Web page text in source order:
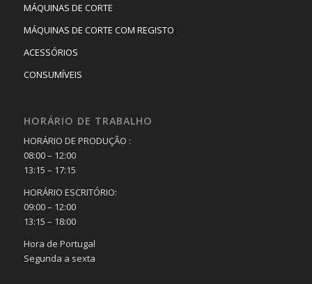
MÁQUINAS DE CORTE
MÁQUINAS DE CORTE COM REGISTO
ACESSÓRIOS
CONSUMÍVEIS
HORÁRIO DE TRABALHO
HORÁRIO DE PRODUÇÃO :
08:00 – 12:00
13:15 – 17:15
HORÁRIO ESCRITÓRIO:
09:00 – 12:00
13:15 – 18:00
Hora de Portugal
Segunda a sexta